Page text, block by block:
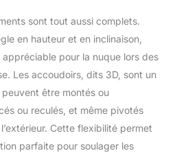
150 kg avec facilité,
restant robuste et
offrant un bon
soutien même avec
Roulettes
silencieuses à
roulement fluide qui
glissent sur le sol
sont tout aussi complets.
en hauteur et en inclinaison,
pour la nuque lors des
Les accoudoirs, dits 3D, sont un
être montés ou
ou reculés, et même pivotés
Cette flexibilité permet
parfaite pour soulager les